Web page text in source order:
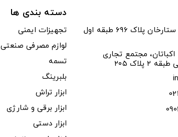
شعبه مرکز: ستارخان پلاک ۶۹۶ طبقه اول
مجتمع تجاری
پلاک ۲۰۵
دسته بندی ها
تجهیزات ایمنی
لوازم مصرفی صنعتی
تسمه
بلبرینگ
ابزار تراش
ابزار برقی و شارژی
ابزار دستی